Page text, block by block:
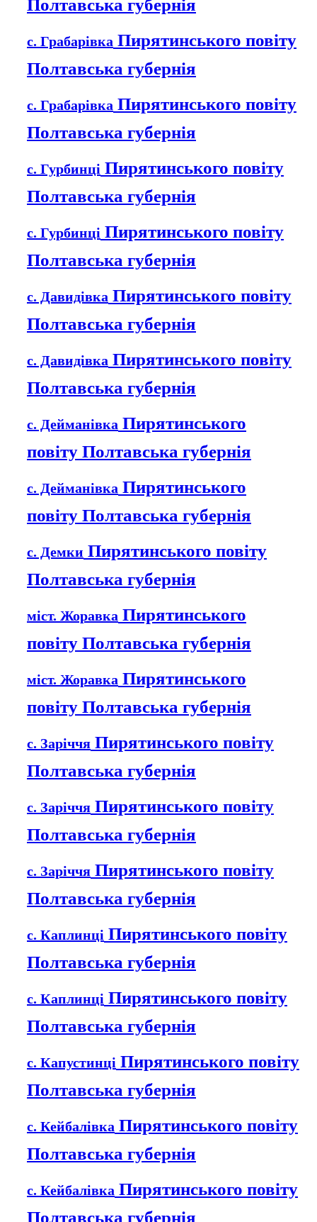
Полтавська губернія
с. Грабарівка Пирятинського повіту
Полтавська губернія
с. Грабарівка Пирятинського повіту
Полтавська губернія
с. Гурбинці Пирятинського повіту
Полтавська губернія
с. Гурбинці Пирятинського повіту
Полтавська губернія
с. Давидівка Пирятинського повіту
Полтавська губернія
с. Давидівка Пирятинського повіту
Полтавська губернія
с. Дейманівка Пирятинського
повіту Полтавська губернія
с. Дейманівка Пирятинського
повіту Полтавська губернія
с. Демки Пирятинського повіту
Полтавська губернія
міст. Жоравка Пирятинського
повіту Полтавська губернія
міст. Жоравка Пирятинського
повіту Полтавська губернія
с. Заріччя Пирятинського повіту
Полтавська губернія
с. Заріччя Пирятинського повіту
Полтавська губернія
с. Заріччя Пирятинського повіту
Полтавська губернія
с. Каплинці Пирятинського повіту
Полтавська губернія
с. Каплинці Пирятинського повіту
Полтавська губернія
с. Капустинці Пирятинського повіту
Полтавська губернія
с. Кейбалівка Пирятинського повіту
Полтавська губернія
с. Кейбалівка Пирятинського повіту
Полтавська губернія